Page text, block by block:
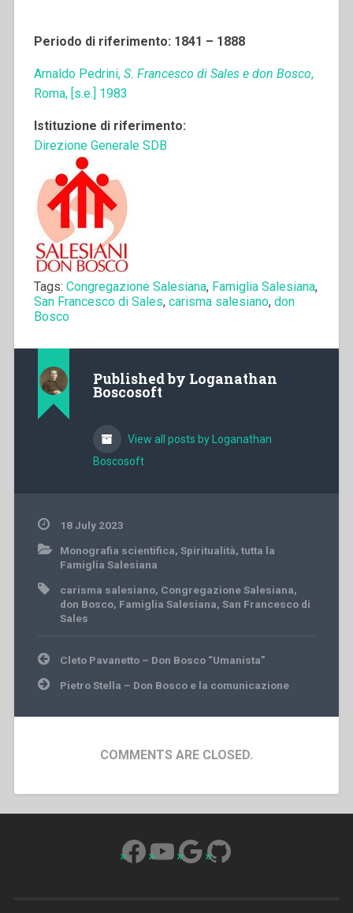
Periodo di riferimento: 1841 – 1888
Arnaldo Pedrini, S. Francesco di Sales e don Bosco,
Roma, [s.e.] 1983
Istituzione di riferimento:
Direzione Generale SDB
Tags: Congregazione Salesiana, Famiglia Salesiana,
San Francesco di Sales, carisma salesiano, don
Bosco
Published by Loganathan
Boscosoft
View all posts by Loganathan
Boscosoft
18 July 2023
Monografia scientifica, Spiritualità, tutta la
Famiglia Salesiana
carisma salesiano, Congregazione Salesiana,
don Bosco, Famiglia Salesiana, San Francesco di
Sales
Post
navigation
Cleto Pavanetto – Don Bosco “Umanista”
Pietro Stella – Don Bosco e la comunicazione
COMMENTS ARE CLOSED.
Facebook
YouTube
Google
GitHub